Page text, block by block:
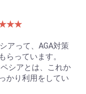
アって、AGA対策
らっています。
シアとは、これか
かり利用をしてい